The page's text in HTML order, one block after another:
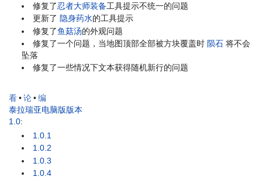
修复了忍者大师装备工具提示不统一的问题
更新了 隐身药水的工具提示
修复了鱼菇汤的外观问题
修复了一个问题，当地图顶部全部被方块覆盖时 陨石 将不会
坠落
修复了一些情况下文本获得随机新行的问题
看•论•编
泰拉瑞亚电脑版版本
1.0:
1.0.1
1.0.2
1.0.3
1.0.4